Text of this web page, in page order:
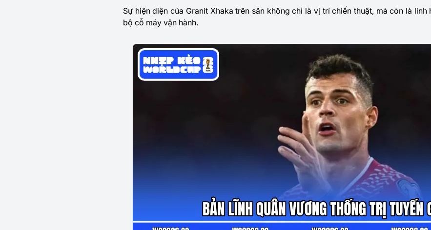
Sự hiện diện của Granit Xhaka trên sân không chỉ là vị trí chiến thuật, mà còn là
bộ cỗ máy vận hành.